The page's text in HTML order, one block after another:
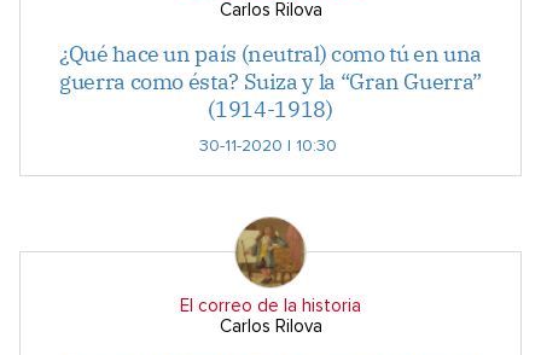
Carlos Rilova
¿Qué hace un país (neutral) como tú en una
guerra como ésta? Suiza y la “Gran Guerra”
(1914-1918)
30-11-2020 | 10:30
El correo de la historia
Carlos Rilova